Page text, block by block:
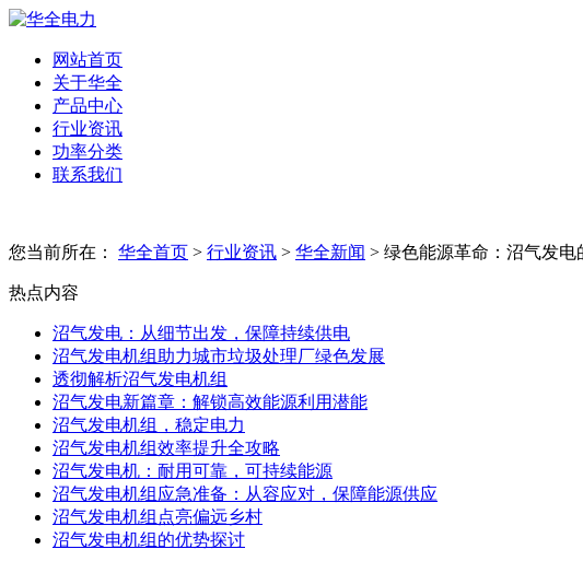
网站首页
关于华全
产品中心
行业资讯
功率分类
联系我们
您当前所在： 华全首页 > 行业资讯 > 华全新闻 > 绿色能源革命：沼气发电
热点内容
沼气发电：从细节出发，保障持续供电
沼气发电机组助力城市垃圾处理厂绿色发展
透彻解析沼气发电机组
沼气发电新篇章：解锁高效能源利用潜能
沼气发电机组，稳定电力
沼气发电机组效率提升全攻略
沼气发电机：耐用可靠，可持续能源
沼气发电机组应急准备：从容应对，保障能源供应
沼气发电机组点亮偏远乡村
沼气发电机组的优势探讨